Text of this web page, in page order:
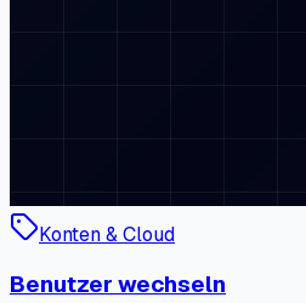
Konten & Cloud
Benutzer wechseln